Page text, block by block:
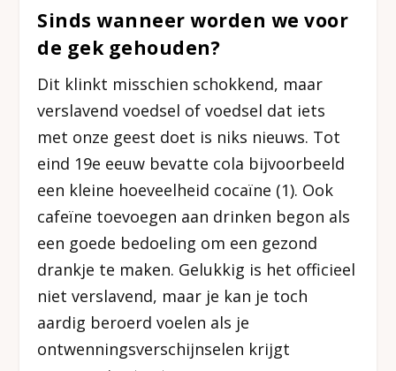
Sinds wanneer worden we voor
de gek gehouden?
Dit klinkt misschien schokkend, maar
verslavend voedsel of voedsel dat iets
met onze geest doet is niks nieuws. Tot
eind 19e eeuw bevatte cola bijvoorbeeld
een kleine hoeveelheid cocaïne (1). Ook
cafeïne toevoegen aan drinken begon als
een goede bedoeling om een gezond
drankje te maken. Gelukkig is het officieel
niet verslavend, maar je kan je toch
aardig beroerd voelen als je
ontwenningsverschijnselen krijgt